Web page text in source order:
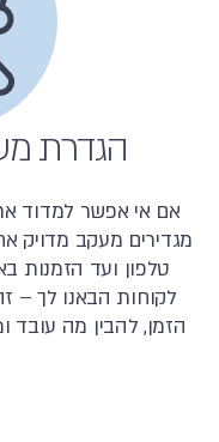
הגדרת
אם אי אפשר למדוד
מגדירים מעקב מדויק
טלפון ועד הזמנות
לקוחות הבאנו לך –
הזמן, להבין מה עובד